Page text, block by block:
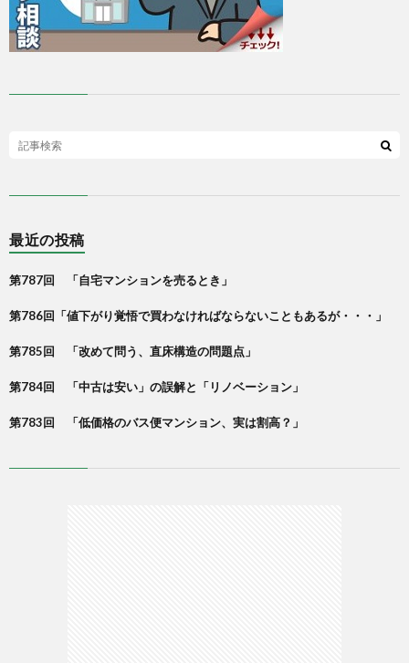
最近の投稿
第787回 「自宅マンションを売るとき」
第786回「値下がり覚悟で買わなければならないこともあるが・・・」
第785回 「改めて問う、直床構造の問題点」
第784回 「中古は安い」の誤解と「リノベーション」
第783回 「低価格のバス便マンション、実は割高？」